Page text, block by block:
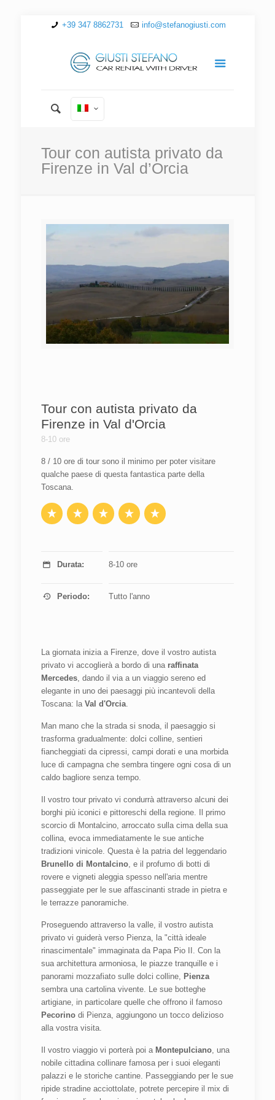
+39 347 8862731 info@stefanogiusti.com
Tour con autista privato da
Firenze in Val d’Orcia
Tour con autista privato da
Firenze in Val d'Orcia
8-10 ore
8 / 10 ore di tour sono il minimo per poter visitare
qualche paese di questa fantastica parte della
Toscana.
Durata: 8-10 ore
Periodo: Tutto l'anno
La giornata inizia a Firenze, dove il vostro autista
privato vi accoglierà a bordo di una raffinata
Mercedes, dando il via a un viaggio sereno ed
elegante in uno dei paesaggi più incantevoli della
Toscana: la Val d'Orcia.
Man mano che la strada si snoda, il paesaggio si
trasforma gradualmente: dolci colline, sentieri
fiancheggiati da cipressi, campi dorati e una morbida
luce di campagna che sembra tingere ogni cosa di un
caldo bagliore senza tempo.
Il vostro tour privato vi condurrà attraverso alcuni dei
borghi più iconici e pittoreschi della regione. Il primo
scorcio di Montalcino, arroccato sulla cima della sua
collina, evoca immediatamente le sue antiche
tradizioni vinicole. Questa è la patria del leggendario
Brunello di Montalcino, e il profumo di botti di
rovere e vigneti aleggia spesso nell'aria mentre
passeggiate per le sue affascinanti strade in pietra e
le terrazze panoramiche.
Proseguendo attraverso la valle, il vostro autista
privato vi guiderà verso Pienza, la "città ideale
rinascimentale" immaginata da Papa Pio II. Con la
sua architettura armoniosa, le piazze tranquille e i
panorami mozzafiato sulle dolci colline, Pienza
sembra una cartolina vivente. Le sue botteghe
artigiane, in particolare quelle che offrono il famoso
Pecorino di Pienza, aggiungono un tocco delizioso
alla vostra visita.
Il vostro viaggio vi porterà poi a Montepulciano, una
nobile cittadina collinare famosa per i suoi eleganti
palazzi e le storiche cantine. Passeggiando per le sue
ripide stradine acciottolate, potrete percepire il mix di